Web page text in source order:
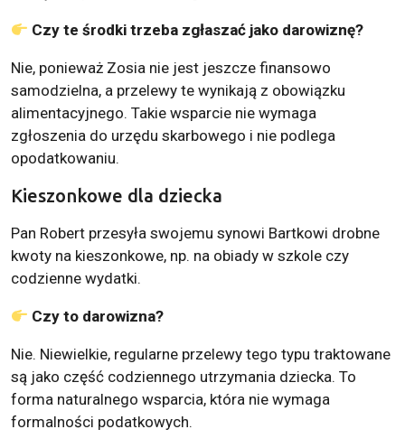
Czy te środki trzeba zgłaszać jako darowiznę?
Nie, ponieważ Zosia nie jest jeszcze finansowo
samodzielna, a przelewy te wynikają z obowiązku
alimentacyjnego. Takie wsparcie nie wymaga
zgłoszenia do urzędu skarbowego i nie podlega
opodatkowaniu.
Kieszonkowe dla dziecka
Pan Robert przesyła swojemu synowi Bartkowi drobne
kwoty na kieszonkowe, np. na obiady w szkole czy
codzienne wydatki.
Czy to darowizna?
Nie. Niewielkie, regularne przelewy tego typu traktowane
są jako część codziennego utrzymania dziecka. To
forma naturalnego wsparcia, która nie wymaga
formalności podatkowych.